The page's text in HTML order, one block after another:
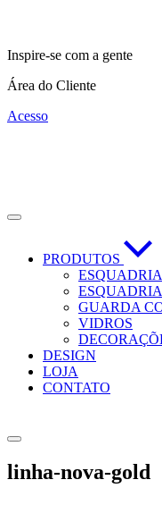
Inspire-se com a gente
Área do Cliente
Acesso
PRODUTOS
GUARDA
VIDROS
DESIGN
LOJA
CONTATO
linha-nova-gold